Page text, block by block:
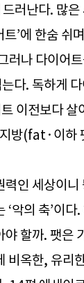
러난다. 많
’에 한숨 쉬
러나 다이어
다. 독하게
이전보다 살
방(fat·이하
력인 세상이
‘악의 축’이다
할까. 팻은
비옥한, 유리